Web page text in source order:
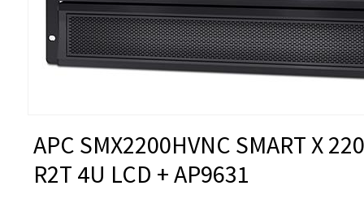
APC SMX2200HVNC SMART X
R2T 4U LCD + AP9631